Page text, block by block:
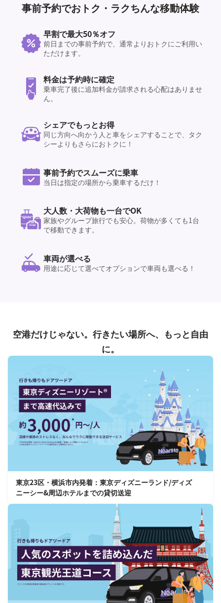
事前予約でおトク・ラクちんな移動体験
早割で最大50％オフ
前日までの事前予約で、通常よりおトクにご利用い
ただけます。
料金は予約時に確定
乗車完了後に追加料金が請求される心配はありませ
ん。
シェアでもっとお得
同じ方向へ向かう人と車をシェアすることで、タク
シーよりもさらにおトクに！
事前予約でスムーズに乗車
当日は指定の場所から乗車するだけ！
大人数・大荷物も一台でOK
家族やグループ旅行でも安心。荷物が多くても1台
で移動できます。
車両が選べる
用途に応じて選べてオプションで車両も選べる！
空港だけじゃない。行きたい場所へ、もっと自由
に。
東京23区・横浜市内発着：東京ディズニーランド/ディズ
ニーシー&周辺ホテルまでの貸切送迎